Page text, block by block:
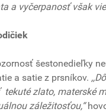
a vyčerpanosť však
šestonedieľky
a satie z prsníkov.
zlato, materské
záležitosťou,“